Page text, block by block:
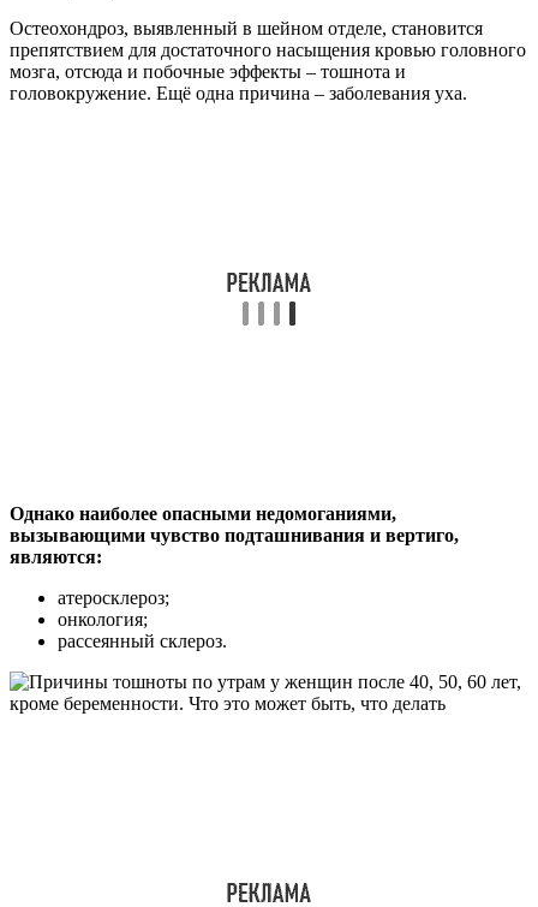
Остеохондроз, выявленный в шейном отделе, становится
препятствием для достаточного насыщения кровью головного
мозга, отсюда и побочные эффекты – тошнота и
головокружение. Ещё одна причина – заболевания уха.
Однако наиболее опасными недомоганиями,
вызывающими чувство подташнивания и вертиго,
являются:
атеросклероз;
онкология;
рассеянный склероз.